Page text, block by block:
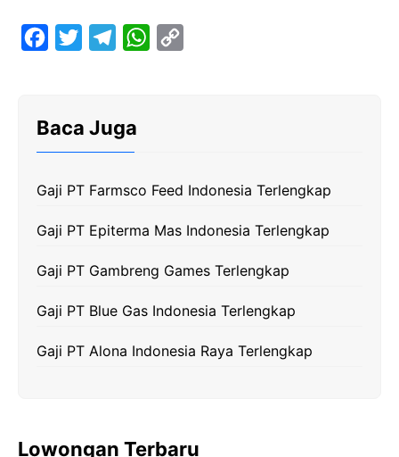
o
k
g
a
m
W
p
p
n
k
Baca Juga
Gaji PT Farmsco Feed Indonesia Terlengkap
Gaji PT Epiterma Mas Indonesia Terlengkap
Gaji PT Gambreng Games Terlengkap
Gaji PT Blue Gas Indonesia Terlengkap
Gaji PT Alona Indonesia Raya Terlengkap
Lowongan Terbaru